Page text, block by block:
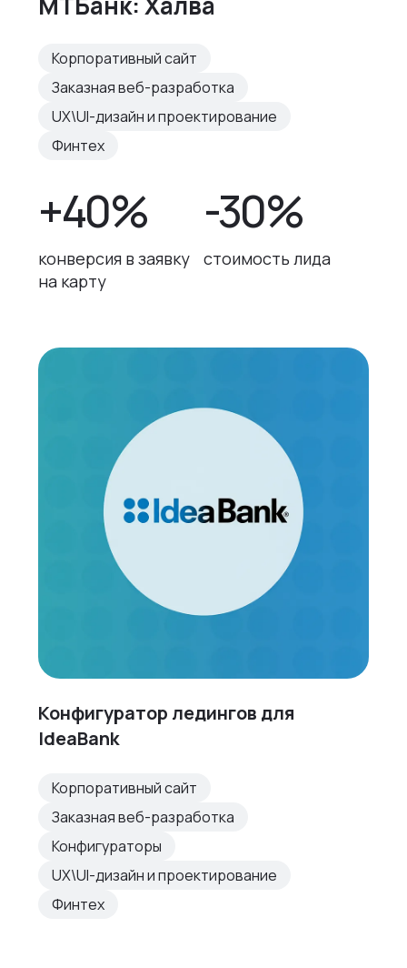
Корпоративный сайт
Заказная веб-разработка
UX\UI-дизайн и проектирование
Финтех
+40%
конверсия в заявку
на карту
-30%
стоимость лида
Конфигуратор ледингов для
IdeaBank
Корпоративный сайт
Заказная веб-разработка
Конфигураторы
UX\UI-дизайн и проектирование
Финтех